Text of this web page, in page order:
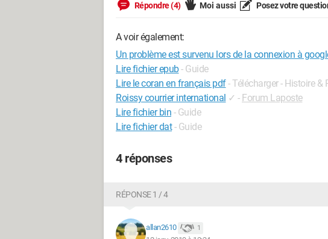
Répondre (4) Moi aussi Posez votre
A voir également:
Un problème est survenu lors de la connexion à
Lire fichier epub- Guide
Lire le coran en français pdf- Télécharger - Histoire &
Roissy courrier international ✓ - Forum Laposte
Lire fichier bin - Guide
Lire fichier dat - Guide
4 réponses
RÉPONSE 1 / 4
allan2610 1